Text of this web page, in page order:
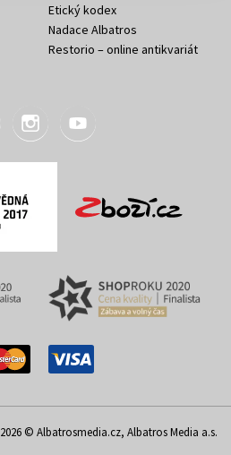
Etický kodex
Nadace Albatros
Restorio – online antikvariát
2026 © Albatrosmedia.cz, Albatros Media a.s.